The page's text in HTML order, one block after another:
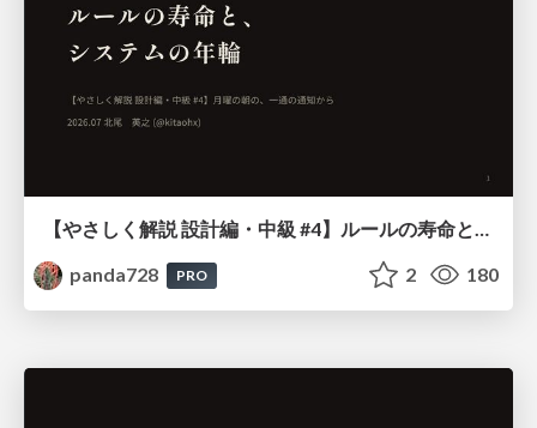
【やさしく解説 設計編・中級 #4】ルールの寿命と、システムの年輪
panda728
PRO 2 180